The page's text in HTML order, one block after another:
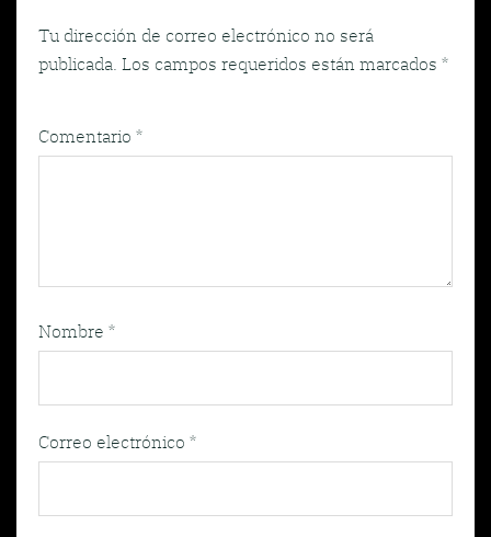
Tu dirección de correo electrónico no será
publicada. Los campos requeridos están marcados *
Comentario *
Nombre *
Correo electrónico *